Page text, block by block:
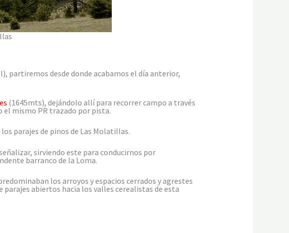
partiremos desde donde acabamos el día anterior,
(1645mts), dejándolo allí para recorrer campo a través
el mismo PR trazado por pista.
parajes de pinos de Las Molatillas.
sirviendo este para conducirnos por
barranco de la Loma.
los arroyos y espacios cerrados y agrestes
abiertos hacia los valles cerealistas de esta